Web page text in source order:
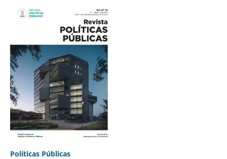
Políticas Públicas